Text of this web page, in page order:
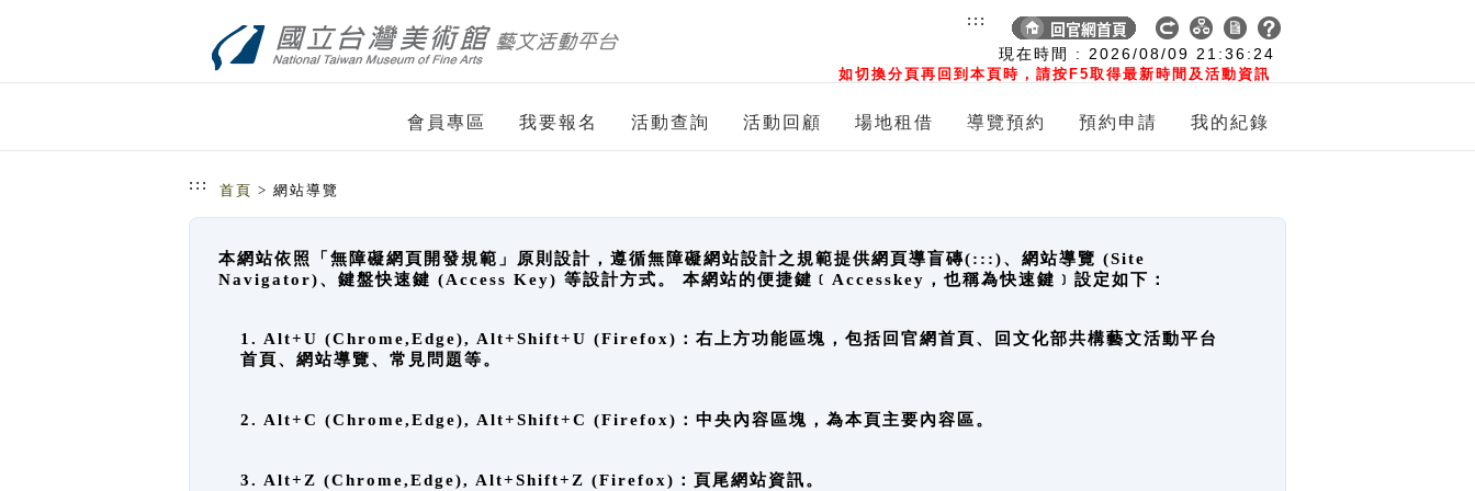
現在時間 : 2026/08/09 21:36:25
如切換分頁再回到本頁時，請按F5取得最新時間及活動資訊
:::
會員專區 我要報名 活動查詢 活動回顧 場地租借 導覽預約 預約申請 我的紀錄
::: 首頁 > 網站導覽
本網站依照「無障礙網頁開發規範」原則設計，遵循無障礙網站設計之規範提供網頁導盲磚(:::)、網站導覽 (Site
Navigator)、鍵盤快速鍵 (Access Key) 等設計方式。 本網站的便捷鍵﹝Accesskey，也稱為快速鍵﹞設定如下：
1. Alt+U (Chrome,Edge), Alt+Shift+U (Firefox)：右上方功能區塊，包括回官網首頁、回文化部共構藝文活動平台
首頁、網站導覽、常見問題等。
2. Alt+C (Chrome,Edge), Alt+Shift+C (Firefox)：中央內容區塊，為本頁主要內容區。
3. Alt+Z (Chrome,Edge), Alt+Shift+Z (Firefox)：頁尾網站資訊。